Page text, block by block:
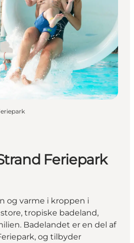
Feriepark
og varme i kroppen i
tropiske badeland,
Badelandet er en del af
og tilbyder